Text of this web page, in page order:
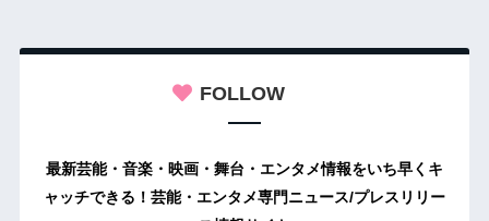
FOLLOW
最新芸能・音楽・映画・舞台・エンタメ情報をいち早くキ
ャッチできる！芸能・エンタメ専門ニュース/プレスリリー